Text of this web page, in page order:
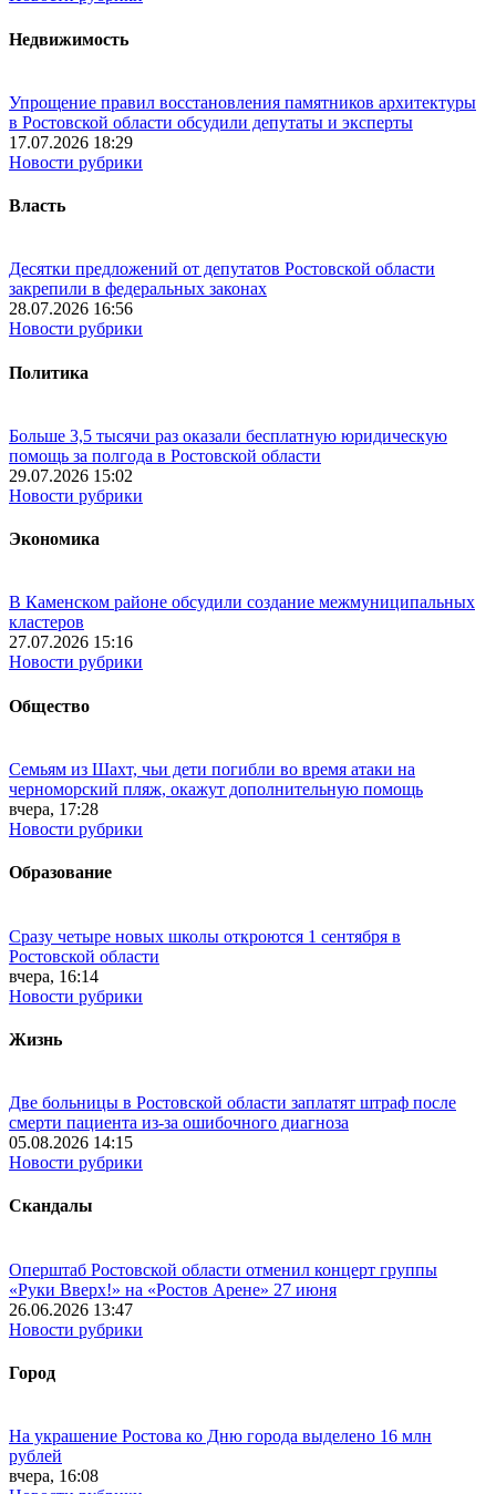
Недвижимость
Упрощение правил восстановления памятников архитектуры
в Ростовской области обсудили депутаты и эксперты
17.07.2026 18:29
Новости рубрики
Власть
Десятки предложений от депутатов Ростовской области
закрепили в федеральных законах
28.07.2026 16:56
Новости рубрики
Политика
Больше 3,5 тысячи раз оказали бесплатную юридическую
помощь за полгода в Ростовской области
29.07.2026 15:02
Новости рубрики
Экономика
В Каменском районе обсудили создание межмуниципальных
кластеров
27.07.2026 15:16
Новости рубрики
Общество
Семьям из Шахт, чьи дети погибли во время атаки на
черноморский пляж, окажут дополнительную помощь
вчера, 17:28
Новости рубрики
Образование
Сразу четыре новых школы откроются 1 сентября в
Ростовской области
вчера, 16:14
Новости рубрики
Жизнь
Две больницы в Ростовской области заплатят штраф после
смерти пациента из-за ошибочного диагноза
05.08.2026 14:15
Новости рубрики
Скандалы
Оперштаб Ростовской области отменил концерт группы
«Руки Вверх!» на «Ростов Арене» 27 июня
26.06.2026 13:47
Новости рубрики
Город
На украшение Ростова ко Дню города выделено 16 млн
рублей
вчера, 16:08